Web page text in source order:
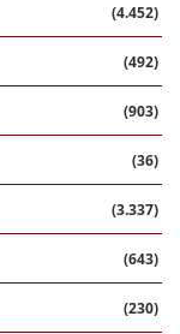
(4.452)
(492)
(903)
(36)
(3.337)
(643)
(230)